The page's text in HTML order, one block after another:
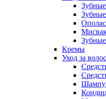
Кремы
Уход за